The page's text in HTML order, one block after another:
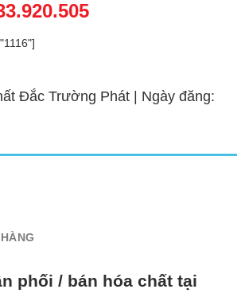
Đắc Trường Phát | Ngày đăng:
phối / bán hóa chất tại